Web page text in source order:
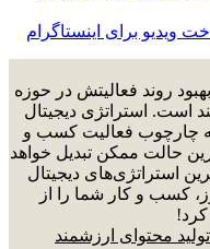
ویدیو برای اینستاگرام
روند فعالیتش در حوزه
است. استراتژی دیجیتال
چارچوب فعالیت کسب و
حالت ممکن تبدیل خواهد
استراتژی‌های دیجیتال
کسب و کار شما را از
کرد!